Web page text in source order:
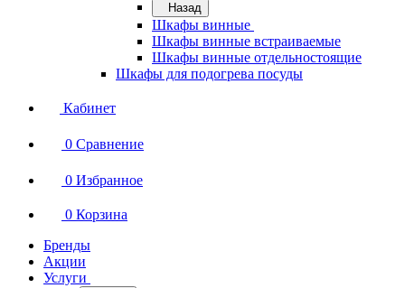
Назад
Шкафы винные
Шкафы винные встраиваемые
Шкафы винные отдельностоящие
Шкафы для подогрева посуды
Кабинет
0 Сравнение
0 Избранное
0 Корзина
Бренды
Акции
Услуги